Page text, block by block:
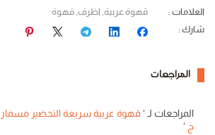
العلامات : قهوة عربية, اظرف, قهوة
شارك :
المراجعات
المراجعات لـ ‘
ج ‘